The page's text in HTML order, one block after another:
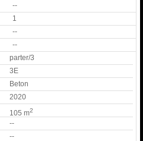
--
1
--
--
parter/3
3E
Beton
2020
105 m2
--
--